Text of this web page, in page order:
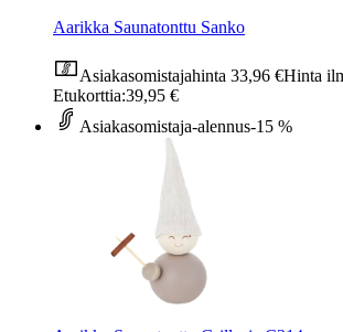
Aarikka Saunatonttu Sanko
Asiakasomistajahinta 33,96 €Hinta
Etukorttia:39,95 €
Asiakasomistaja-alennus-15 %